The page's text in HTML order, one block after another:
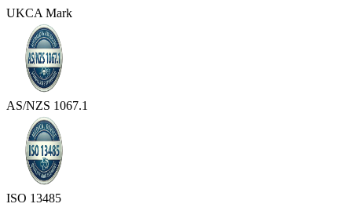
UKCA Mark
AS/NZS 1067.1
ISO 13485